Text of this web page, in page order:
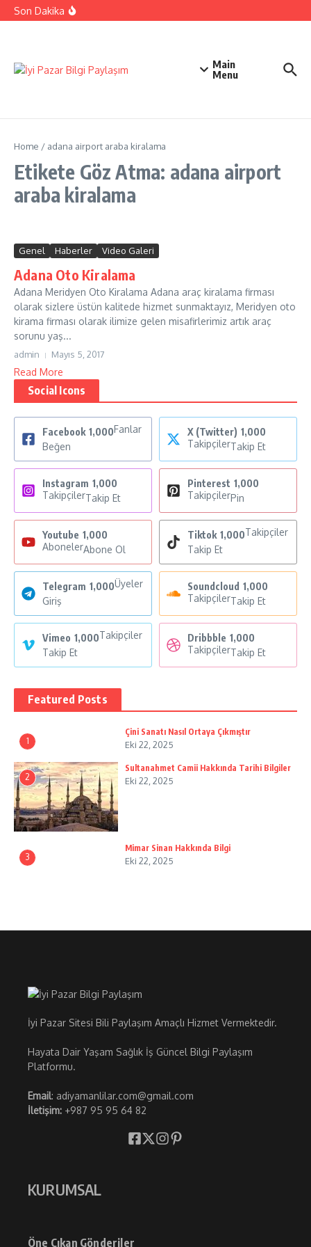
İçeriğe atla
Son Dakika
Kıbrıs Barış Harekatı Nasıl Yapıldı
Main
Menu
Home / adana airport araba kiralama
Etikete Göz Atma: adana airport
araba kiralama
Genel Haberler Video Galeri
Adana Oto Kiralama
Adana Meridyen Oto Kiralama Adana araç kiralama firması
olarak sizlere üstün kalitede hizmet sunmaktayız, Meridyen oto
kirama firması olarak ilimize gelen misafirlerimiz artık araç
sorunu yaş...
admin Mayıs 5, 2017
Read More
Social Icons
Facebook 1,000Fanlar
Beğen
X (Twitter) 1,000
TakipçilerTakip Et
Instagram 1,000
TakipçilerTakip Et
Pinterest 1,000
TakipçilerPin
Youtube 1,000
AbonelerAbone Ol
Tiktok 1,000Takipçiler
Takip Et
Telegram 1,000Üyeler
Giriş
Soundcloud 1,000
TakipçilerTakip Et
Vimeo 1,000Takipçiler
Takip Et
Dribbble 1,000
TakipçilerTakip Et
Featured Posts
1
Çini Sanatı Nasıl Ortaya Çıkmıştır
Eki 22, 2025
2
Sultanahmet Camii Hakkında Tarihi Bilgiler
Eki 22, 2025
3
Mimar Sinan Hakkında Bilgi
Eki 22, 2025
İyi Pazar Sitesi Bili Paylaşım Amaçlı Hizmet Vermektedir.
Hayata Dair Yaşam Sağlık İş Güncel Bilgi Paylaşım
Platformu.
Email: adiyamanlilar.com@gmail.com
İletişim: +987 95 95 64 82
KURUMSAL
Öne Çıkan Gönderiler